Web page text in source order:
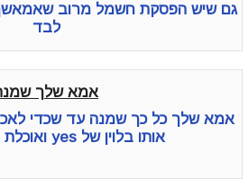
גם שיש הפסקת חשמל מרוב
לבד
אמא שלך
אמא שלך כל כך שמנה עד שכדי
אותו בלוין של yes ואוכלת !!... (עופרי)